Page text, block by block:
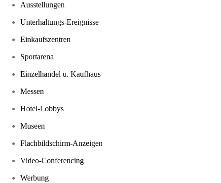
Ausstellungen
Unterhaltungs-Ereignisse
Einkaufszentren
Sportarena
Einzelhandel u. Kaufhaus
Messen
Hotel-Lobbys
Museen
Flachbildschirm-Anzeigen
Video-Conferencing
Werbung